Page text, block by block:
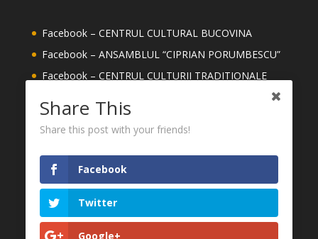
Facebook – CENTRUL CULTURAL BUCOVINA
Facebook – ANSAMBLUL “CIPRIAN PORUMBESCU”
Facebook – CENTRUL CULTURII TRADITIONALE
SUCEAVA
Facebook – MEȘTERI DIN JUDETUL SUCEAVA
YouTube – CENTRUL CULTURAL BUCOVINA
CONSILIUL JUDEȚEAN SUCEAVA
MUZEUL NAȚIONAL AL BUCOVINEI
FESTIVALUL INTERNAȚIONAL CIPRIAN
PORUMBESCU
Share This
Share this post with your friends!
Facebook
Twitter
Google+